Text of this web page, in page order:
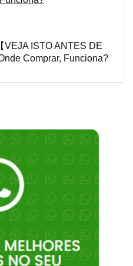
VEJA ISTO ANTES DE
Comprar, Funciona?